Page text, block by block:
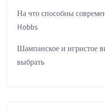
На что способны
Hobbs
Шампанское и игристое
выбрать